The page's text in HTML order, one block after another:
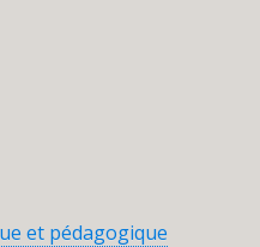
et pédagogique